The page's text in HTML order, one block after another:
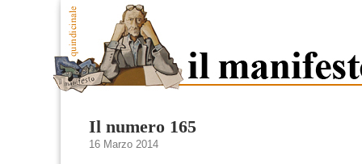
Il numero 165
16 Marzo 2014